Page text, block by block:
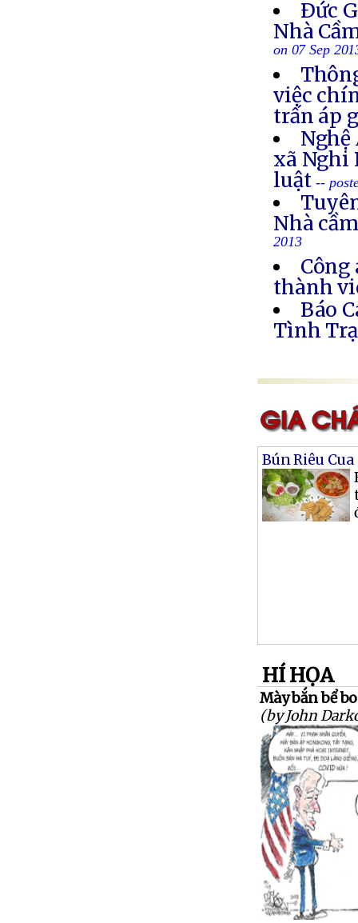
Ðức
Nhà
on 07 Sep
việc
trấn áp
Nghệ
xã Nghi
luật--
Nhà
2013
thành
Báo
Tình
Bún Riêu Cua
HÍ HỌA
Mày bắn bể
(by John